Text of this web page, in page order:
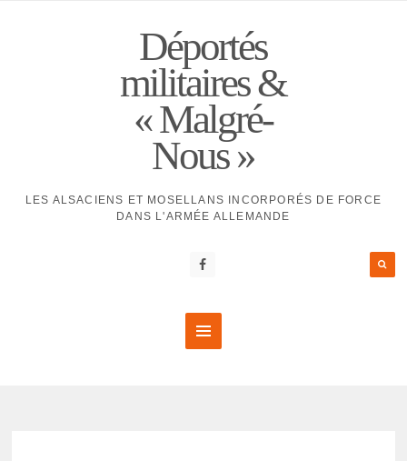
Déportés
militaires &
« Malgré-
Nous »
LES ALSACIENS ET MOSELLANS INCORPORÉS DE FORCE
DANS L'ARMÉE ALLEMANDE